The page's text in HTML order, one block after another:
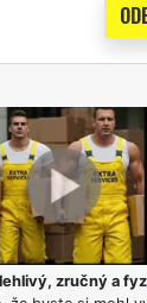
zručný a